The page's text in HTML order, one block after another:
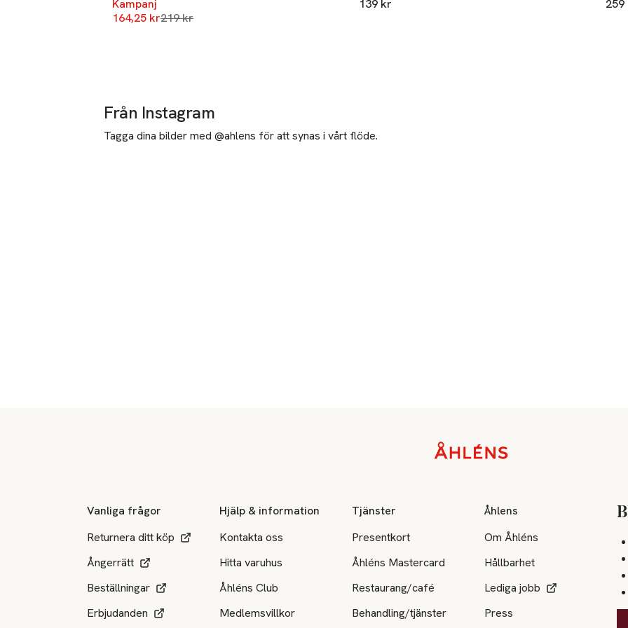
Kampanj
164,25 krLägsta pris 30 dagar
219 kr
139 kr
259
Från Instagram
Tagga dina bilder med @ahlens för att synas i vårt flöde.
Vanliga frågor
Returnera ditt köp
Ångerrätt
Beställningar
Erbjudanden
Hjälp & information
Kontakta oss
Hitta varuhus
Åhléns Club
Medlemsvillkor
Tjänster
Presentkort
Åhléns Mastercard
Restaurang/café
Behandling/tjänster
Åhlens
Om Åhléns
Hållbarhet
Lediga jobb
Press